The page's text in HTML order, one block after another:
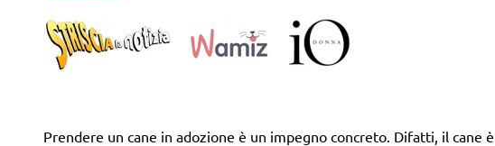
Prendere un cane in adozione è un impegno concreto. Difatti, il cane